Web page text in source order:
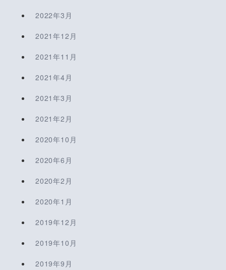
2022年3月
2021年12月
2021年11月
2021年4月
2021年3月
2021年2月
2020年10月
2020年6月
2020年2月
2020年1月
2019年12月
2019年10月
2019年9月